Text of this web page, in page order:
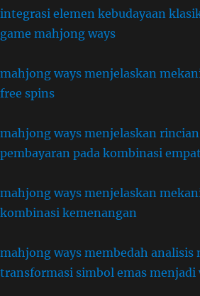
integrasi elemen kebudayaan
game mahjong ways
mahjong ways menjelaskan
free spins
mahjong ways menjelaskan
pembayaran pada kombinasi
mahjong ways menjelaskan
kombinasi kemenangan
mahjong ways membedah analisis
transformasi simbol emas menjadi